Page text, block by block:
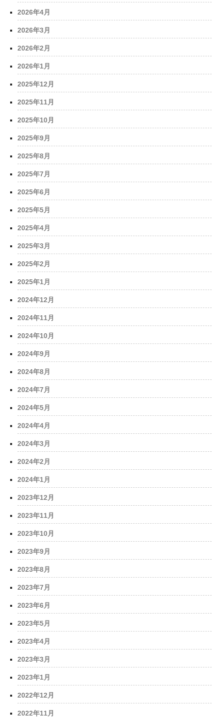
2026年4月
2026年3月
2026年2月
2026年1月
2025年12月
2025年11月
2025年10月
2025年9月
2025年8月
2025年7月
2025年6月
2025年5月
2025年4月
2025年3月
2025年2月
2025年1月
2024年12月
2024年11月
2024年10月
2024年9月
2024年8月
2024年7月
2024年5月
2024年4月
2024年3月
2024年2月
2024年1月
2023年12月
2023年11月
2023年10月
2023年9月
2023年8月
2023年7月
2023年6月
2023年5月
2023年4月
2023年3月
2023年1月
2022年12月
2022年11月